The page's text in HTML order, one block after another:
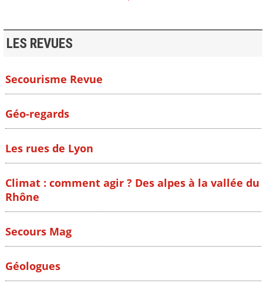
LES REVUES
Secourisme Revue
Géo-regards
Les rues de Lyon
Climat : comment agir ? Des alpes à la vallée du
Rhône
Secours Mag
Géologues